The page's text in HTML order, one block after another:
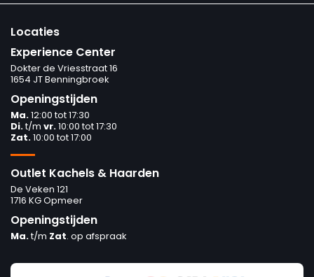
Locaties
Experience Center
Dokter de Vriesstraat 16
1654 JT Benningbroek
Openingstijden
Ma.12:00 tot 17:30
Di.t/m vr.10:00 tot 17:30
Zat.10:00 tot 17:00
Outlet Kachels & Haarden
De Veken 121
1716 KG Opmeer
Openingstijden
Ma.t/m Zat. op afspraak